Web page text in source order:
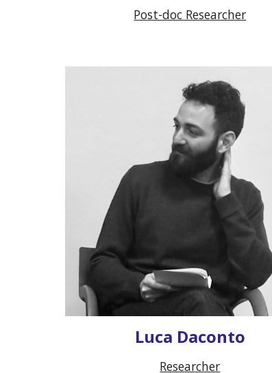
Post-doc Researcher
Luca Daconto
Researcher